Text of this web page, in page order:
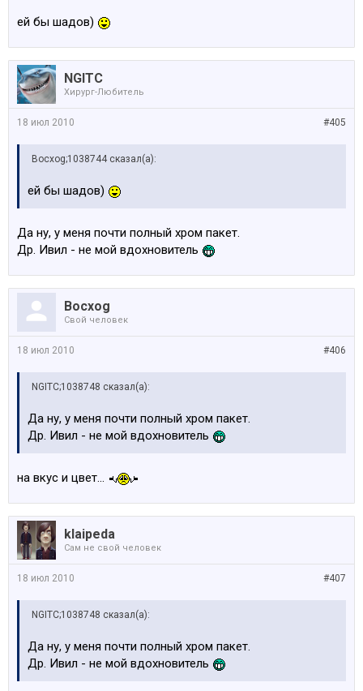
ей бы шадов)
NGITC
Хирург-Любитель
#405
18 июл 2010
Bocxog;1038744 сказал(а):
ей бы шадов)
Да ну, у меня почти полный хром пакет.
Др. Ивил - не мой вдохновитель
Bocxog
Свой человек
#406
18 июл 2010
NGITC;1038748 сказал(а):
Да ну, у меня почти полный хром пакет.
Др. Ивил - не мой вдохновитель
на вкус и цвет...
klaipeda
Сам не свой человек
#407
18 июл 2010
NGITC;1038748 сказал(а):
Да ну, у меня почти полный хром пакет.
Др. Ивил - не мой вдохновитель